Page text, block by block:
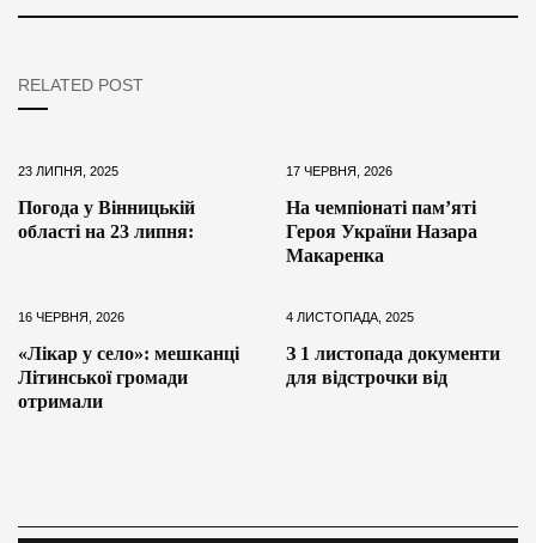
RELATED POST
23 ЛИПНЯ, 2025
Погода у Вінницькій
області на 23 липня:
17 ЧЕРВНЯ, 2026
На чемпіонаті пам’яті
Героя України Назара
Макаренка
16 ЧЕРВНЯ, 2026
«Лікар у село»: мешканці
Літинської громади
отримали
4 ЛИСТОПАДА, 2025
З 1 листопада документи
для відстрочки від